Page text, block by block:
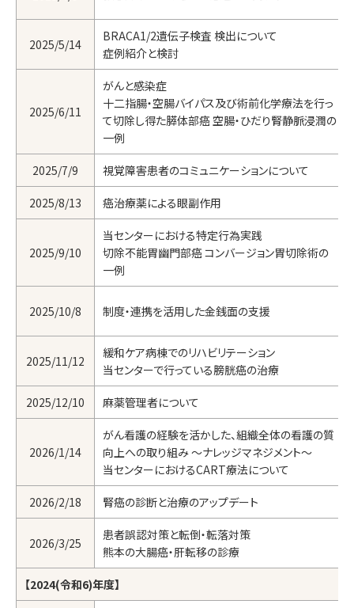
2025/5/14
BRACA1/2遺伝子検査 検出について
症例紹介と検討
2025/6/11
がんと感染症
十二指腸・空腸バイパス及び術前化学療法を行っ
て切除し得た膵体部癌 空腸・ひだり腎静脈浸潤の
一例
2025/7/9 視覚障害患者のコミュニケーションについて
2025/8/13 癌治療薬による眼副作用
2025/9/10
当センターにおける特定行為実践
切除不能胃幽門部癌 コンバージョン胃切除術の
一例
2025/10/8 制度・連携を活用した金銭面の支援
2025/11/12
緩和ケア病棟でのリハビリテーション
当センターで行っている膀胱癌の治療
2025/12/10 麻薬管理者について
2026/1/14
がん看護の経験を活かした、組織全体の看護の質
向上への取り組み ～ナレッジマネジメント～
当センターにおけるCART療法について
2026/2/18 腎癌の診断と治療のアップデート
2026/3/25
患者誤認対策と転倒・転落対策
熊本の大腸癌・肝転移の診療
【2024(令和6)年度】